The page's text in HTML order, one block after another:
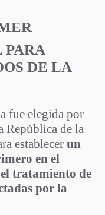
PARA
DE LA
fue elegida por
República de la
establecer un
en el
tratamiento de
por la